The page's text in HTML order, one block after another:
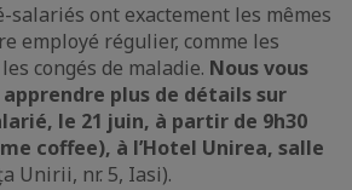
salariés ont exactement les mêmes
employé régulier, comme les
congés de maladie. Nous vous
plus de détails sur
le 21 juin, à partir de 9h30
coffee), à l’Hotel Unirea, salle
Unirii, nr. 5, Iasi).